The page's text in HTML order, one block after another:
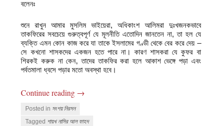
বলেনঃ
শুনে রাখুন আমার মুসলিম ভাইয়েরা, অধিকাংশ আলিমরা দুঃখজনকভাবে
তাকফিরের সবচেয়ে গুরুত্বপূর্ণ যে মূলনীতি এতোদিন জানতেন না, তা হল যে
ব্যক্তি এমন কোন কাজ করে যা তাকে ইসলামের গণ্ডী থেকে বের করে দেয় –
সে কখনো শাসকদের একজন হতে পারে না। কারণ শাসকরা যে কুফর বা
শিরকই করুক না কেন, তাদের তাকফির করা হলে আকাশ ভেঙ্গে পড়া এবং
পর্বতমালা ধ্বসে পড়ার মতো অবস্থা হবে।
Continue reading →
Posted in সংশয় নিরসন
Tagged শায়খ নাসির আল ফাহদ